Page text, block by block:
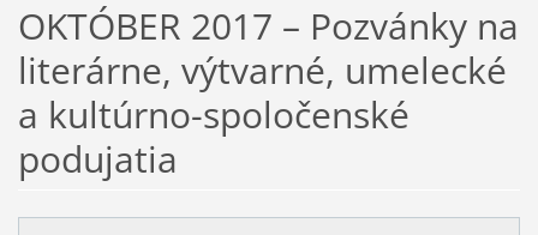
OKTÓBER 2017 – Pozvánky na
literárne, výtvarné, umelecké
a kultúrno-spoločenské
podujatia